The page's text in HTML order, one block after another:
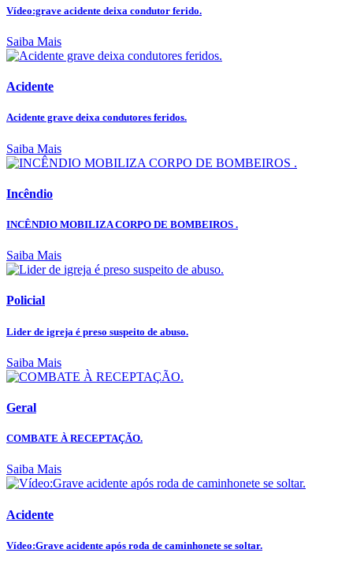
Vídeo:grave acidente deixa condutor ferido.
Saiba Mais
Acidente
Acidente grave deixa condutores feridos.
Saiba Mais
Incêndio
INCÊNDIO MOBILIZA CORPO DE BOMBEIROS .
Saiba Mais
Policial
Lider de igreja é preso suspeito de abuso.
Saiba Mais
Geral
COMBATE À RECEPTAÇÃO.
Saiba Mais
Acidente
Vídeo:Grave acidente após roda de caminhonete se soltar.